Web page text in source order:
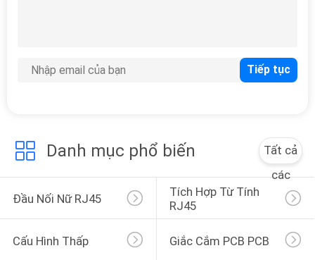
Danh mục phổ biến
Tất cả
các
Đầu Nối Nữ RJ45
Tích Hợp Từ Tính
RJ45
Cấu Hình Thấp Giắc Cắm PCB PCB